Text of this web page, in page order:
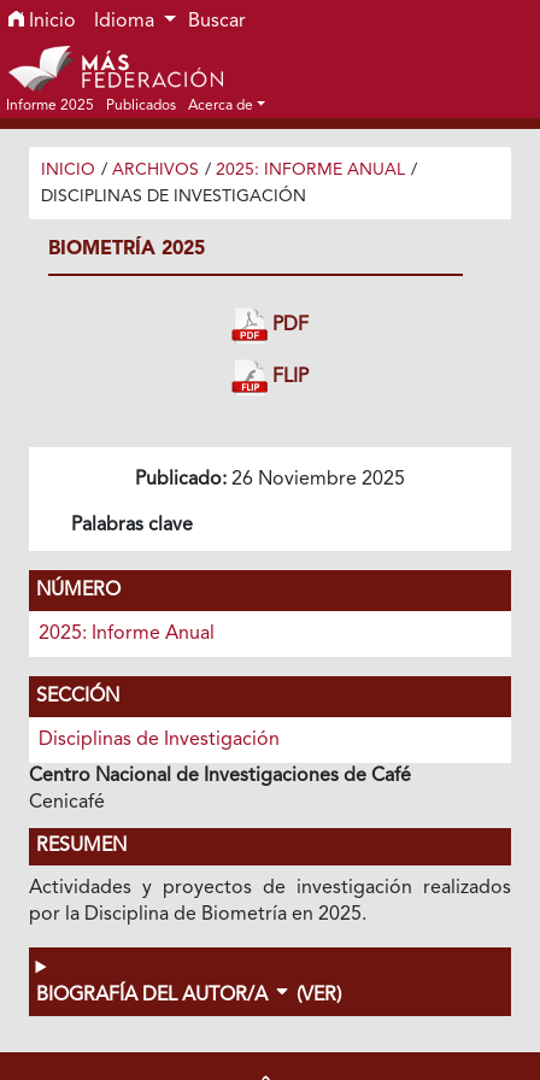
Ir al menú de navegación principal
Ir al contenido principal
Ir al pie de página del sitio
Inicio Idioma Buscar
Informe 2025 Publicados Acerca de
INICIO / ARCHIVOS / 2025: INFORME ANUAL /
DISCIPLINAS DE INVESTIGACIÓN
BIOMETRÍA 2025
PDF
FLIP
Publicado: 26 Noviembre 2025
Palabras clave
NÚMERO
2025: Informe Anual
SECCIÓN
Disciplinas de Investigación
Centro Nacional de Investigaciones de Café
Cenicafé
RESUMEN
Actividades y proyectos de investigación realizados
por la Disciplina de Biometría en 2025.
BIOGRAFÍA DEL AUTOR/A (VER)